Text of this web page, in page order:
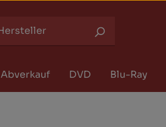
Abverkauf DVD Blu-Ray